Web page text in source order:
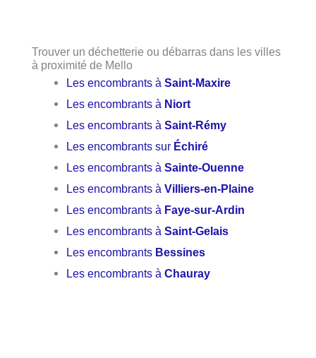
Trouver un déchetterie ou débarras dans les villes
à proximité de Mello
Les encombrants àSaint-Maxire
Les encombrants à Niort
Les encombrants àSaint-Rémy
Les encombrants sur Échiré
Les encombrants àSainte-Ouenne
Les encombrants àVilliers-en-Plaine
Les encombrants à Faye-sur-Ardin
Les encombrants àSaint-Gelais
Les encombrants Bessines
Les encombrants àChauray